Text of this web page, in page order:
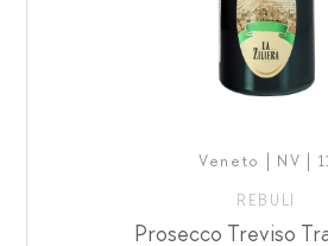
Veneto | NV |
REBULI
Prosecco Treviso